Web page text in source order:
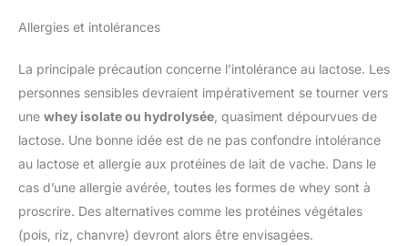
Allergies et intolérances
La principale précaution concerne l’intolérance au lactose. Les
personnes sensibles devraient impérativement se tourner vers
une whey isolate ou hydrolysée, quasiment dépourvues de
lactose. Une bonne idée est de ne pas confondre intolérance
au lactose et allergie aux protéines de lait de vache. Dans le
cas d’une allergie avérée, toutes les formes de whey sont à
proscrire. Des alternatives comme les protéines végétales
(pois, riz, chanvre) devront alors être envisagées.